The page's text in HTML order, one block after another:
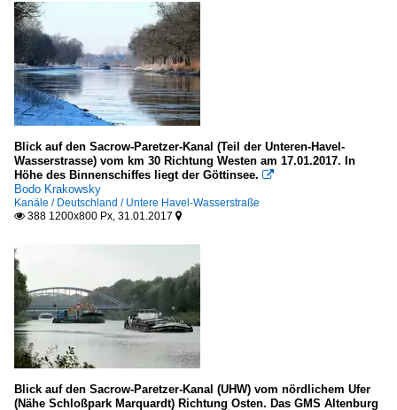
Blick auf den Sacrow-Paretzer-Kanal (Teil der Unteren-Havel-
Wasserstrasse) vom km 30 Richtung Westen am 17.01.2017. In
Höhe des Binnenschiffes liegt der Göttinsee. 
Bodo Krakowsky
Kanäle / Deutschland / Untere Havel-Wasserstraße
 388 1200x800 Px, 31.01.2017 
Blick auf den Sacrow-Paretzer-Kanal (UHW) vom nördlichem Ufer
(Nähe Schloßpark Marquardt) Richtung Osten. Das GMS Altenburg